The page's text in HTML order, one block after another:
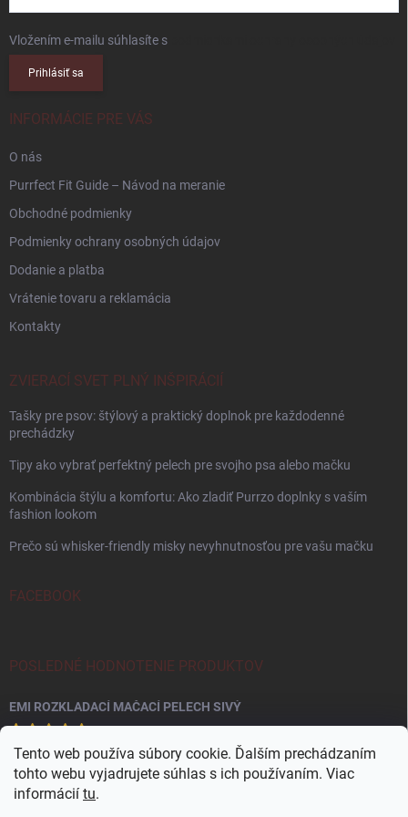
Tento web používa súbory cookie. Ďalším prechádzaním
tohto webu vyjadrujete súhlas s ich používaním. Viac
informácií tu.
Vložením e-mailu súhlasíte s
Prihlásiť sa
INFORMÁCIE PRE VÁS
O nás
Purrfect Fit Guide – Návod na meranie
Obchodné podmienky
Podmienky ochrany osobných údajov
Dodanie a platba
Vrátenie tovaru a reklamácia
Kontakty
ZVIERACÍ SVET PLNÝ INŠPIRÁCIÍ
Tašky pre psov: štýlový a praktický doplnok pre každodenné
prechádzky
Tipy ako vybrať perfektný pelech pre svojho psa alebo mačku
Kombinácia štýlu a komfortu: Ako zladiť Purrzo doplnky s vaším
fashion lookom
Prečo sú whisker-friendly misky nevyhnutnosťou pre vašu mačku
FACEBOOK
POSLEDNÉ HODNOTENIE PRODUKTOV
EMI ROZKLADACÍ MAČACÍ PELECH SIVÝ